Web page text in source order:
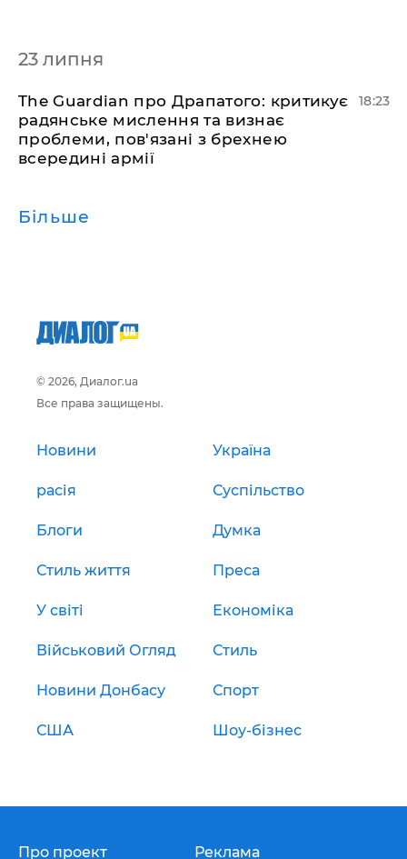
23 липня
The Guardian про Драпатого: критикує
радянське мислення та визнає
проблеми, пов'язані з брехнею
всередині армії
18:23
Більше
© 2026, Диалог.ua
Все права защищены.
Новини Україна
расія Суспільство
Блоги Думка
Стиль життя Преса
У світі Економіка
Військовий Огляд Стиль
Новини Донбасу Спорт
США Шоу-бізнес
Про проект Реклама